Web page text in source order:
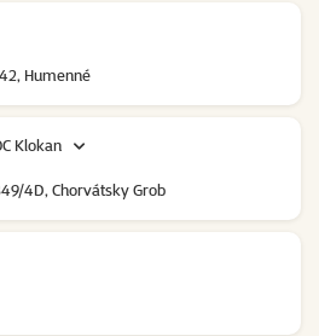
Humenné
Klokan
4D, Chorvátsky Grob